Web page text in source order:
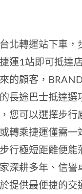
北轉運站下車，
運1站即可抵達
的顧客，
長途巴士抵達選
您可以選擇步行
轉乘捷運僅需一
行極短距離便能
深耕多年、信譽
提供最便捷的交